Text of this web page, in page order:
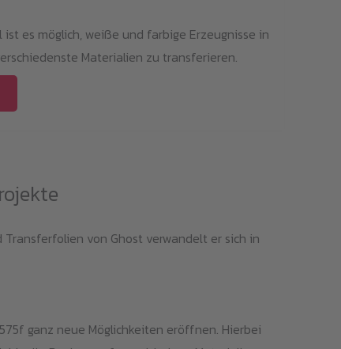
€
es möglich, weiße und farbige Erzeugnisse in
Materialien zu transferieren.
von Ghost verwandelt er sich in
ganz neue Möglichkeiten eröffnen. Hierbei